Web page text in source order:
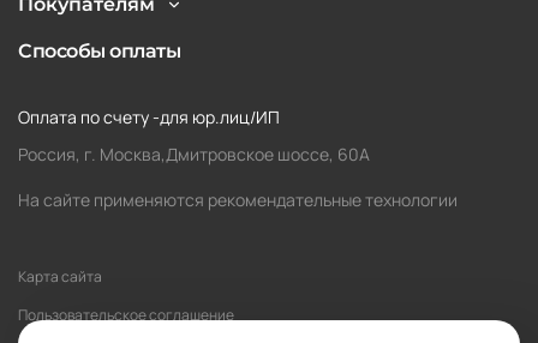
Способы оплаты
Оплата по счету -для юр.лиц/ИП
Россия, г. Москва,Дмитровское шоссе, 60А
На сайте применяются рекомендательные технологии
Карта сайта
Пользовательское соглашение